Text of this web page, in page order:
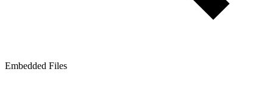
Embedded Files